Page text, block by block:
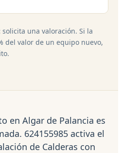
solicita una valoración. Si la
del valor de un equipo nuevo,
en Algar de Palancia es
624155985 activa el
de Calderas con